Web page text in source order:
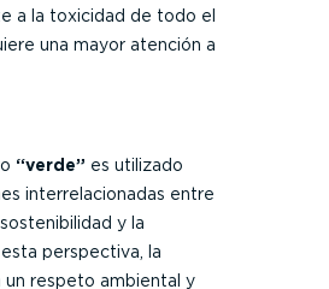
a la toxicidad de todo el
una mayor atención a
“verde” es utilizado
interrelacionadas entre
y la
perspectiva, la
un respeto ambiental y